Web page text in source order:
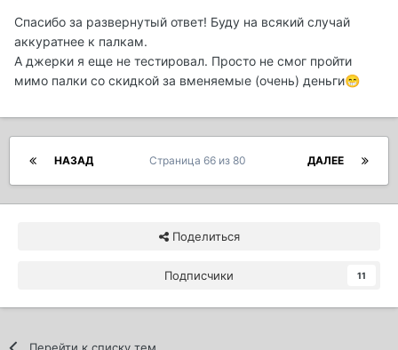
Универсал, довольно быстро ставший в 206см. Мне
нравится. Позволяет кидаться всем. И рыбу держит
вполне так, несмотря на внешнюю стройность.
Ломучесть, скорее от сложных условий ловли.
Судя по всему - случайно "получившаяся". В
Спасибо за развернутый ответ! Буду на всякий случай
аккуратнее к палкам.
А джерки я еще не тестировал. Просто не смог пройти
мимо палки со скидкой за вменяемые (очень) деньги😁
НАЗАД ДАЛЕЕ
Страница 66 из 80
Поделиться
Подписчики 11
Перейти к списку тем